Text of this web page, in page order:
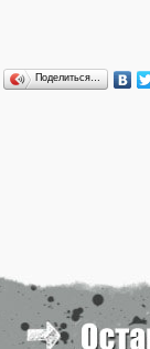
Поделиться…